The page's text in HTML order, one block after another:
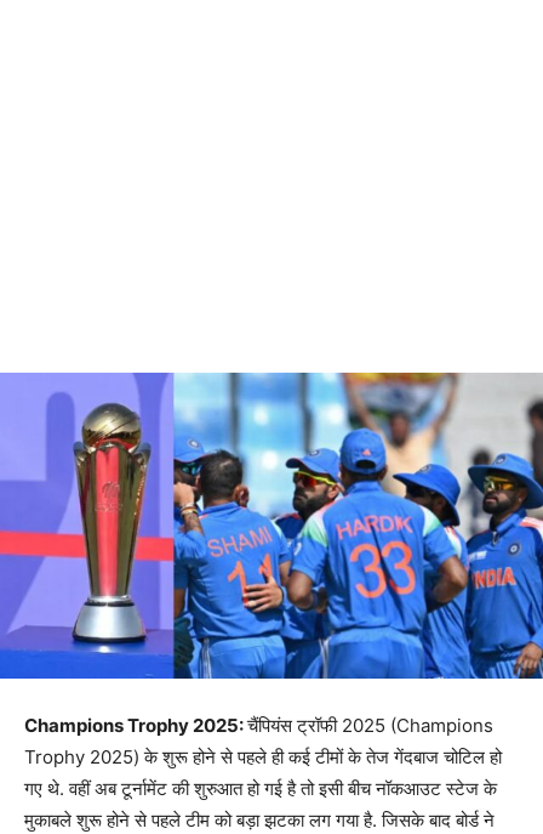
Champions Trophy 2025:चैंपियंस ट्रॉफी 2025 (Champions
Trophy 2025) के शुरू होने से पहले ही कई टीमों के तेज गेंदबाज चोटिल हो
गए थे. वहीं अब टूर्नामेंट की शुरुआत हो गई है तो इसी बीच नॉकआउट स्टेज के
मुकाबले शुरू होने से पहले टीम को बड़ा झटका लग गया है. जिसके बाद बोर्ड ने